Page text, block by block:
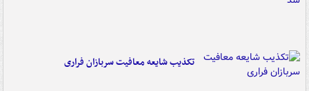
تکذیب شایعه معافیت سربازان فراری